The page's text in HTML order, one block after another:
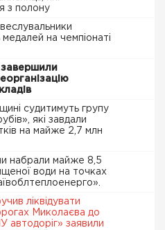
з полону
медалей на чемпіонаті
судитимуть групу
які завдали
на майже 2,7 млн
набрали майже 8,5
води на точках
ліквідувати
Миколаєва до
автодоріг» заявили